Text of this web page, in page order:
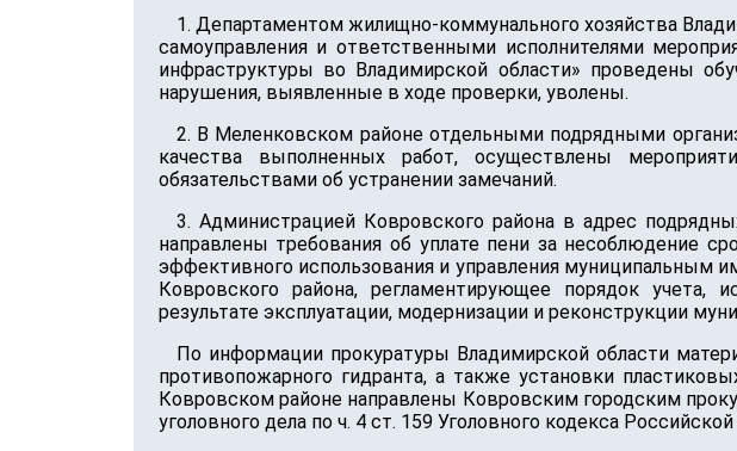
1. Департаментом жилищно-коммунального хозяйства
самоуправления и ответственными исполнителями
инфраструктуры во Владимирской области» проведены
нарушения, выявленные в ходе проверки, уволены.
2. В Меленковском районе отдельными подрядными
качества выполненных работ, осуществлены
обязательствами об устранении замечаний.
3. Администрацией Ковровского района в адрес
направлены требования об уплате пени за несоблюдение
эффективного использования и управления муниципальным
Ковровского района, регламентирующее порядок учета,
результате эксплуатации, модернизации и реконструкции
По информации прокуратуры Владимирской области
противопожарного гидранта, а также установки
Ковровском районе направлены Ковровским городским
уголовного дела по ч. 4 ст. 159 Уголовного кодекса